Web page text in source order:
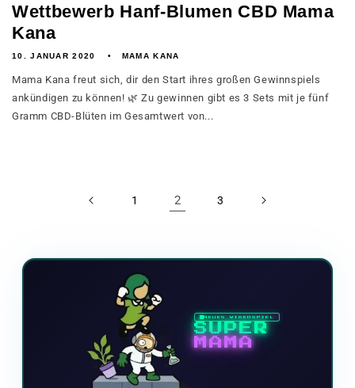
Wettbewerb Hanf-Blumen CBD Mama
Kana
10. JANUAR 2020 MAMA KANA
Mama Kana freut sich, dir den Start ihres großen Gewinnspiels
ankündigen zu können! 🌿 Zu gewinnen gibt es 3 Sets mit je fünf
Gramm CBD-Blüten im Gesamtwert von...
1 2 3
NEUES VIDEOSPIEL
SUPER
MAMA